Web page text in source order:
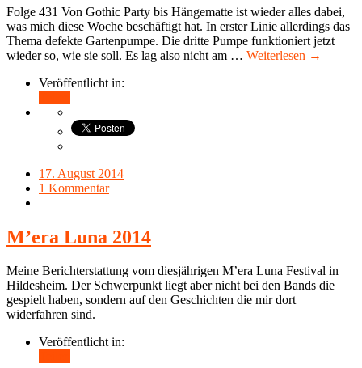
Folge 431 Von Gothic Party bis Hängematte ist wieder alles dabei,
was mich diese Woche beschäftigt hat. In erster Linie allerdings das
Thema defekte Gartenpumpe. Die dritte Pumpe funktioniert jetzt
wieder so, wie sie soll. Es lag also nicht am … Weiterlesen →
Veröffentlicht in:
17. August 2014
1 Kommentar
M’era Luna 2014
Meine Berichterstattung vom diesjährigen M’era Luna Festival in
Hildesheim. Der Schwerpunkt liegt aber nicht bei den Bands die
gespielt haben, sondern auf den Geschichten die mir dort
widerfahren sind.
Veröffentlicht in: